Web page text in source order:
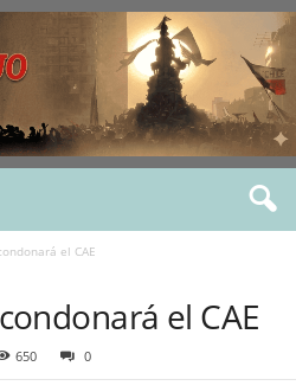
el CAE
el CAE
650 0